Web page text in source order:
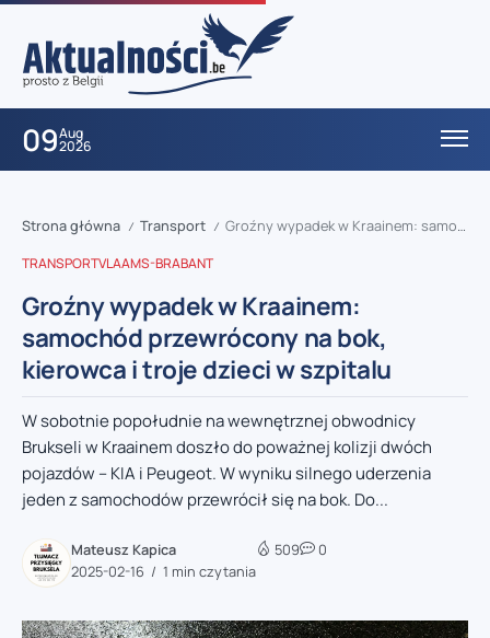
09Aug
2026
Strona główna / Transport / Groźny wypadek w Kraainem: samochód przewrócony na bok, kierowca i troje dzieci w szpitalu
TRANSPORTVLAAMS-BRABANT
Groźny wypadek w Kraainem:
samochód przewrócony na bok,
kierowca i troje dzieci w szpitalu
W sobotnie popołudnie na wewnętrznej obwodnicy
Brukseli w Kraainem doszło do poważnej kolizji dwóch
pojazdów – KIA i Peugeot. W wyniku silnego uderzenia
jeden z samochodów przewrócił się na bok. Do...
Mateusz Kapica
2025-02-16
1 min czytania
509 0